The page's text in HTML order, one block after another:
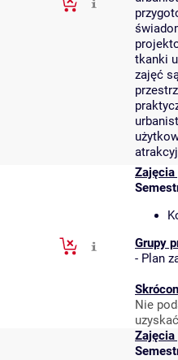
tkanki
zajęć
Zajęcia
Grupy
- Plan
Nie
Zajęcia